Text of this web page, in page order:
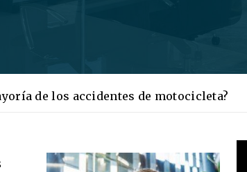
de los accidentes de motocicleta?